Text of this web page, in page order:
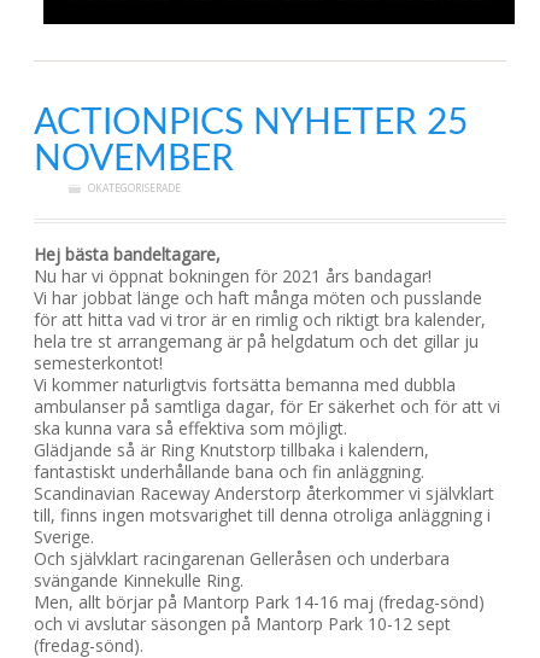
ACTIONPICS NYHETER 25
NOVEMBER
OKATEGORISERADE
Hej bästa bandeltagare,
Nu har vi öppnat bokningen för 2021 års bandagar!
Vi har jobbat länge och haft många möten och pusslande
för att hitta vad vi tror är en rimlig och riktigt bra kalender,
hela tre st arrangemang är på helgdatum och det gillar ju
semesterkontot!
Vi kommer naturligtvis fortsätta bemanna med dubbla
ambulanser på samtliga dagar, för Er säkerhet och för att vi
ska kunna vara så effektiva som möjligt.
Glädjande så är Ring Knutstorp tillbaka i kalendern,
fantastiskt underhållande bana och fin anläggning.
Scandinavian Raceway Anderstorp återkommer vi självklart
till, finns ingen motsvarighet till denna otroliga anläggning i
Sverige.
Och självklart racingarenan Gelleråsen och underbara
svängande Kinnekulle Ring.
Men, allt börjar på Mantorp Park 14-16 maj (fredag-sönd)
och vi avslutar säsongen på Mantorp Park 10-12 sept
(fredag-sönd).